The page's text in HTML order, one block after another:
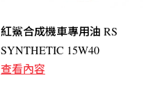
紅鯊合成機車專用油 RS
SYNTHETIC 15W40
查看內容